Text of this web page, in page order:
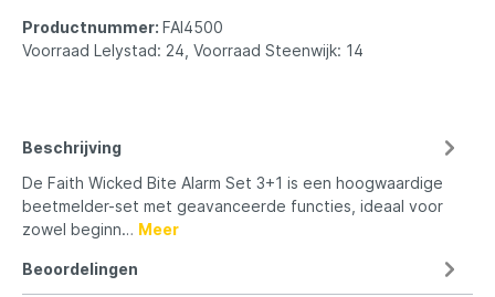
Productnummer: FAI4500
Voorraad Lelystad: 24, Voorraad Steenwijk: 14
Beschrijving
De Faith Wicked Bite Alarm Set 3+1 is een hoogwaardige
beetmelder-set met geavanceerde functies, ideaal voor
zowel beginn… Meer
Beoordelingen